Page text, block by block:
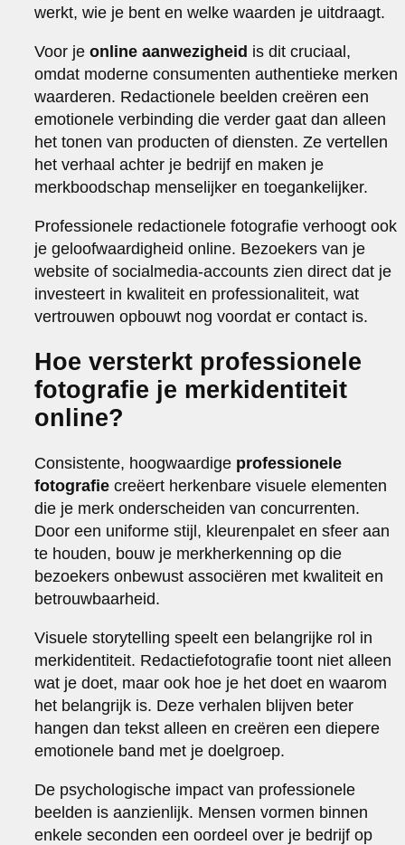
werkt, wie je bent en welke waarden je uitdraagt.
Voor jeonline aanwezigheid is dit cruciaal,
omdat moderne consumenten authentieke merken
waarderen. Redactionele beelden creëren een
emotionele verbinding die verder gaat dan alleen
het tonen van producten of diensten. Ze vertellen
het verhaal achter je bedrijf en maken je
merkboodschap menselijker en toegankelijker.
Professionele redactionele fotografie verhoogt ook
je geloofwaardigheid online. Bezoekers van je
website of socialmedia-accounts zien direct dat je
investeert in kwaliteit en professionaliteit, wat
vertrouwen opbouwt nog voordat er contact is.
Hoe versterkt professionele
fotografie je merkidentiteit
online?
Consistente, hoogwaardige professionele
fotografie creëert herkenbare visuele elementen
die je merk onderscheiden van concurrenten.
Door een uniforme stijl, kleurenpalet en sfeer aan
te houden, bouw je merkherkenning op die
bezoekers onbewust associëren met kwaliteit en
betrouwbaarheid.
Visuele storytelling speelt een belangrijke rol in
merkidentiteit. Redactiefotografie toont niet alleen
wat je doet, maar ook hoe je het doet en waarom
het belangrijk is. Deze verhalen blijven beter
hangen dan tekst alleen en creëren een diepere
emotionele band met je doelgroep.
De psychologische impact van professionele
beelden is aanzienlijk. Mensen vormen binnen
enkele seconden een oordeel over je bedrijf op